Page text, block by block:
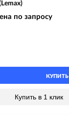
по запросу
КУПИТЬ
Купить в 1 клик